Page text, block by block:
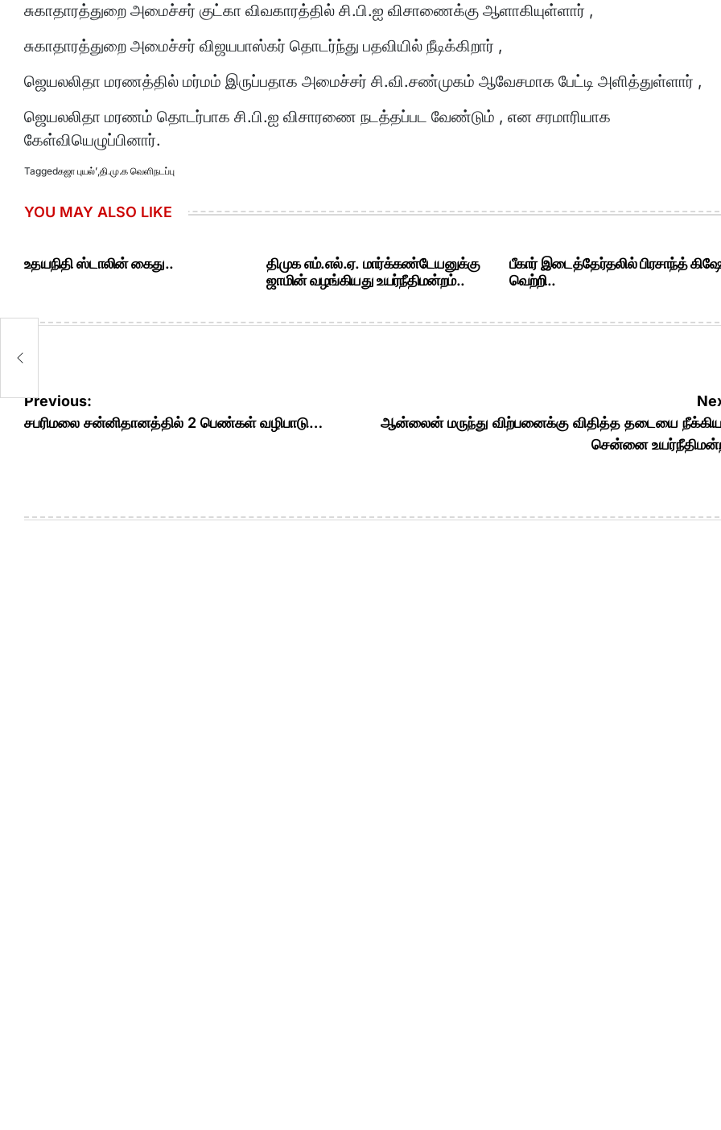
சுகாதாரத்துறை அமைச்சர் குட்கா விவகாரத்தில் சி.பி.ஐ விசாணைக்கு ஆளாகியுள்ளார் ,
சுகாதாரத்துறை அமைச்சர் விஜயபாஸ்கர் தொடர்ந்து பதவியில் நீடிக்கிறார் ,
ஜெயலலிதா மரணத்தில் மர்மம் இருப்பதாக அமைச்சர் சி.வி.சண்முகம் ஆவேசமாக பேட்டி அளித்துள்ளார் ,
ஜெயலலிதா மரணம் தொடர்பாக சி.பி.ஐ விசாரணை நடத்தப்பட வேண்டும் , என சரமாரியாக
கேள்வியெழுப்பினார்.
Taggedகஜா புயல்’,தி.மு.க வெளிநடப்பு
YOU MAY ALSO LIKE
உதயநிதி ஸ்டாலின் கைது..
திமுக எம்.எல்.ஏ. மார்க்கண்டேயனுக்கு
ஜாமின் வழங்கியது உயர்நீதிமன்றம்..
பீகார் இடைத்தேர்தலில் பிரசாந்த்
வெற்றி..
Post
navigation
Previous:
சபரிமலை சன்னிதானத்தில் 2 பெண்கள் வழிபாடு…
ஆன்லைன் மருந்து விற்பனைக்கு விதித்த தடையை
சென்னை